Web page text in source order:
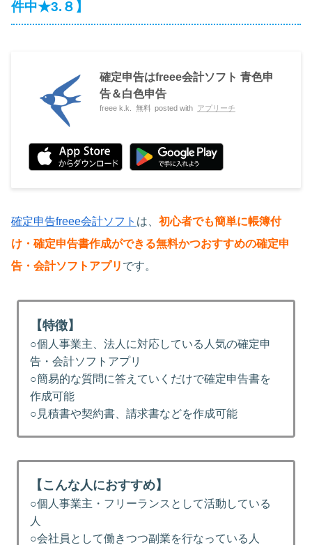
件中★3.８】
確定申告はfreee会計ソフト 青色申
告＆白色申告
freee k.k. 無料 posted with アプリーチ
確定申告freee会計ソフト は、 初心者でも簡単に帳簿付
け・確定申告書作成ができる無料かつおすすめの確定申
告・会計ソフトアプリ です。
【特徴】
○個人事業主、法人に対応している人気の確定申
告・会計ソフトアプリ
○簡易的な質問に答えていくだけで確定申告書を
作成可能
○見積書や契約書、請求書などを作成可能
【こんな人におすすめ】
○個人事業主・フリーランスとして活動している
人
○会社員として働きつつ副業を行なっている人